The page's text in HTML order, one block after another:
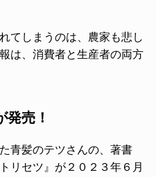
てしまうのは、農家も悲し
は、消費者と生産者の両方
売！
青髪のテツさんの、著書
リセツ』が２０２３年６月